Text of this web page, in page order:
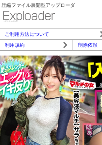
圧縮ファイル展開型アップローダ
ご利用方法について
利用規約
削除依頼